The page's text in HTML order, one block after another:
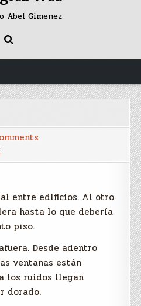
Abel Gimenez
cocina
entre edificios. Al otro
hasta lo que debería
piso.
Desde adentro
ventanas están
los ruidos llegan
dorado.